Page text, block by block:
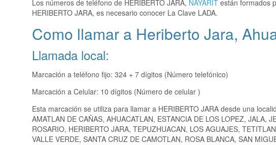
Los números de teléfono de HERIBERTO JARA, NAYARIT están formados
HERIBERTO JARA, es necesario conocer La Clave LADA.
Como llamar a Heriberto Jara,
Llamada local:
Marcación a teléfono fijo: 324 + 7 dígitos (Número telefónico)
Marcación a Celular: 10 dígitos (Número de celular )
Esta marcación se utiliza para llamar a HERIBERTO JARA desde una
AMATLAN DE CAÑAS, AHUACATLAN, ESTANCIA DE LOS LOPEZ, JALA,
ROSARIO, HERIBERTO JARA, TEPUZHUACAN, LOS AGUAJES,
VALLE VERDE, SANTA CRUZ DE CAMOTLAN, ROSA BLANCA, SAN